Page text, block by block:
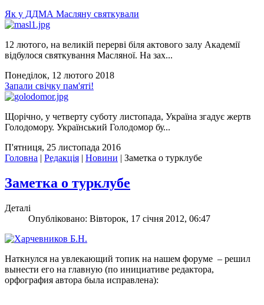
Як у ДДМА Масляну святкували
12 лютого, на великій перерві біля актового залу Академії
відбулося святкування Масляної. На зах...
Понеділок, 12 лютого 2018
Запали свічку пам'яті!
Щорічно, у четверту суботу листопада, Україна згадує жертв
Голодомору. Український Голодомор бу...
П'ятниця, 25 листопада 2016
Головна | Редакція | Новини | Заметка о турклубе
Заметка о турклубе
Деталі
Опубліковано: Вівторок, 17 січня 2012, 06:47
Наткнулся на увлекающий топик на нашем форуме – решил
вынести его на главную (по инициативе редактора,
орфография автора была исправлена):